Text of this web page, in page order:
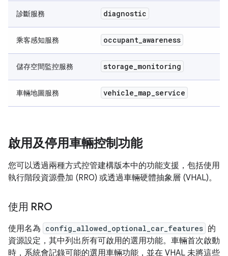
診斷服務 diagnostic
乘客感知服務 occupant_awareness
儲存空間監控服務 storage_monitoring
車輛地圖服務 vehicle_map_service
啟用及停用車輛控制功能
您可以透過兩種方式控管建構版本中的功能支援，包括使用
執行階段資源疊加 (RRO) 或透過車輛硬體抽象層 (VHAL)。
使用 RRO
使用名為 config_allowed_optional_car_features 的
資源設定，其中列出所有可啟用的選用功能。車輛首次啟動
時，系統會記錄可能的選用車輛功能，並在 VHAL 未將這些